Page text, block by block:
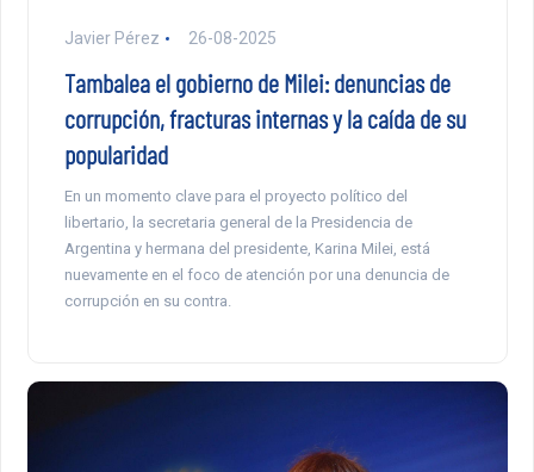
Javier Pérez 26-08-2025
Tambalea el gobierno de Milei: denuncias de
corrupción, fracturas internas y la caída de su
popularidad
En un momento clave para el proyecto político del
libertario, la secretaria general de la Presidencia de
Argentina y hermana del presidente, Karina Milei, está
nuevamente en el foco de atención por una denuncia de
corrupción en su contra.